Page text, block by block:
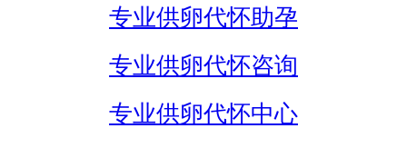
专业供卵代怀助孕
专业供卵代怀咨询
专业供卵代怀中心